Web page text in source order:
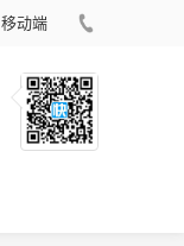
移动端